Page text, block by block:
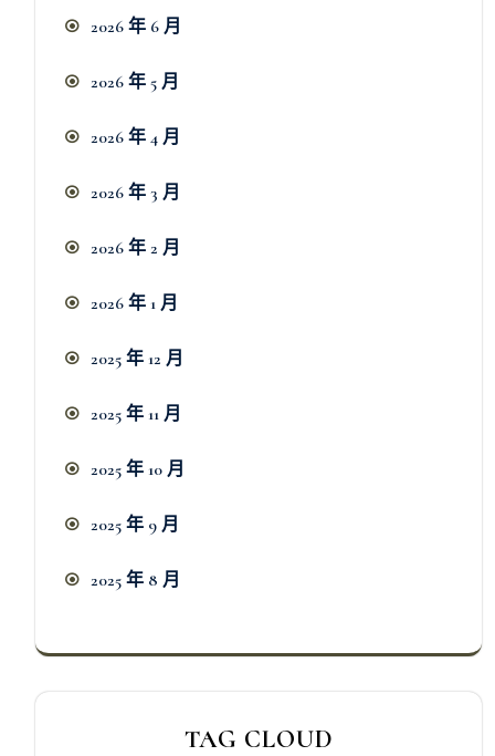
2026 年 6 月
2026 年 5 月
2026 年 4 月
2026 年 3 月
2026 年 2 月
2026 年 1 月
2025 年 12 月
2025 年 11 月
2025 年 10 月
2025 年 9 月
2025 年 8 月
TAG CLOUD